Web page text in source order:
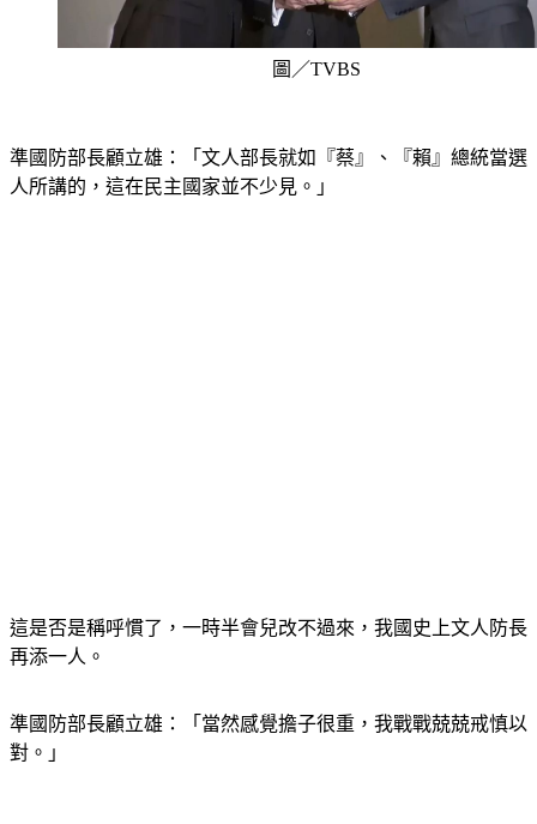
圖／TVBS
準國防部長顧立雄：「文人部長就如『蔡』、『賴』總統當選
人所講的，這在民主國家並不少見。」
這是否是稱呼慣了，一時半會兒改不過來，我國史上文人防長
再添一人。
準國防部長顧立雄：「當然感覺擔子很重，我戰戰兢兢戒慎以
對。」